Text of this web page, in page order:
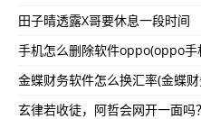
田子晴透露X哥要休息一段时间
手机怎么删除软件oppo(oppo手
金蝶财务软件怎么换汇率(金蝶
玄律若收徒，阿哲会网开一面吗？